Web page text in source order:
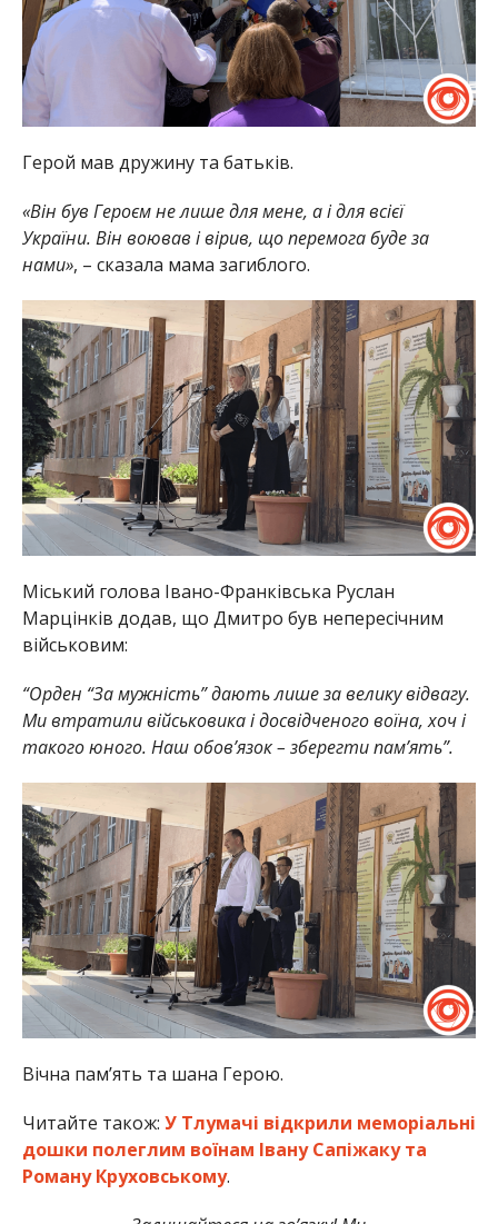
Герой мав дружину та батьків.
«Він був Героєм не лише для мене, а і для всієї
України. Він воював і вірив, що перемога буде за
нами», – сказала мама загиблого.
Міський голова Івано-Франківська Руслан
Марцінків додав, що Дмитро був непересічним
військовим:
“Орден “За мужність” дають лише за велику відвагу.
Ми втратили військовика і досвідченого воїна, хоч і
такого юного. Наш обов’язок – зберегти пам’ять”.
Вічна пам’ять та шана Герою.
Читайте також: У Тлумачі відкрили меморіальні
дошки полеглим воїнам Івану Сапіжаку та
Роману Круховському.